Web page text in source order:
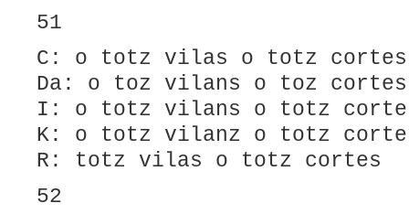
51
C: o totz vilas o totz cortes
Da: o toz vilans o toz cortes
I: o totz vilans o totz
K: o totz vilanz o totz
R: totz vilas o totz cortes
52